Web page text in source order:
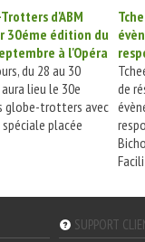
d'ABM
30éme édition du
à l'Opéra
du 28 au 30
lieu le 30e
globe-trotters avec
placée
de
SUPPORT